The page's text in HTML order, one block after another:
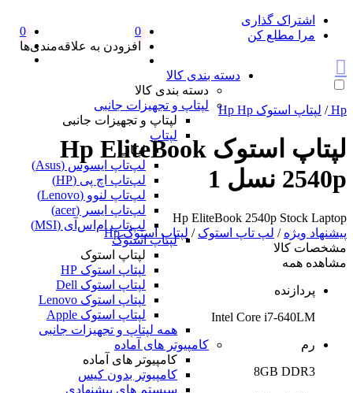
اشتراک گذاری
مرا مطلع کن
0
افزودن به علاقه‌مندی‌ها
0
دسته بندی کالا
دسته بندی کالا
لپتاپ و تجهیزات جانبی
لپتاپ و تجهیزات جانبی
لپتاپ
لپتاپ
لپ‌تاپ ایسوس (Asus)
لپ‌تاپ اچ پی (HP)
لپ‌تاپ لنوو (Lenovo)
لپ‌تاپ ایسر (acer)
لپ‌تاپ ام‌اس‌آی (MSI)
لپتاپ استوک
لپتاپ استوک
لپتاپ استوک HP
لپتاپ استوک Dell
لپتاپ استوک Lenovo
لپتاپ استوک Apple
همه لپتاپ و تجهیزات جانبی
کامپیوتر های آماده
کامپیوتر های آماده
کامپیوتر بدون کیس
سیستم های پیشنهادی
Hp
/ لپتاپ استوک Hp Hp
لپتاپ استوک Hp EliteBook
2540p نسل 1
Hp EliteBook 2540p Stock Laptop
پیشنهاد ویژه / لپ تاپ استوک / لپتاپ استوک Hp
مشخصات کالا
مشاهده همه
پردازنده
Intel Core i7-640LM
رم
8GB DDR3